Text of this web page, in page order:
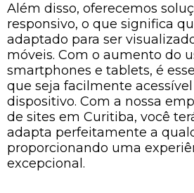
Além disso, oferecemos
responsivo, o que significa
adaptado para ser
móveis. Com o aumento do
smartphones e tablets, é
que seja facilmente
dispositivo. Com a nossa
de sites em Curitiba, você
adapta perfeitamente a
proporcionando uma
excepcional.